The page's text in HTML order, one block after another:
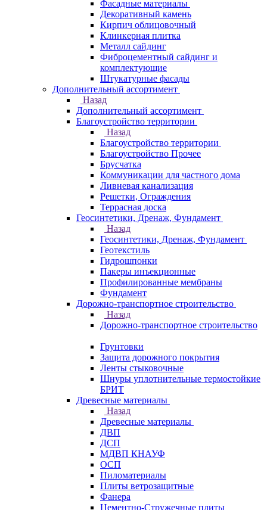
Фасадные материалы
Декоративный камень
Кирпич облицовочный
Клинкерная плитка
Металл сайдинг
Фиброцементный сайдинг и
комплектующие
Штукатурные фасады
Дополнительный ассортимент
Назад
Дополнительный ассортимент
Благоустройство территории
Назад
Благоустройство территории
Благоустройство Прочее
Брусчатка
Коммуникации для частного дома
Ливневая канализация
Решетки, Ограждения
Террасная доска
Геосинтетики, Дренаж, Фундамент
Назад
Геосинтетики, Дренаж, Фундамент
Геотекстиль
Гидрошпонки
Пакеры инъекционные
Профилированные мембраны
Фундамент
Дорожно-транспортное строительство
Назад
Дорожно-транспортное строительство
Грунтовки
Защита дорожного покрытия
Ленты стыковочные
Шнуры уплотнительные термостойкие
БРИТ
Древесные материалы
Назад
Древесные материалы
ДВП
ДСП
МДВП КНАУФ
ОСП
Пиломатериалы
Плиты ветрозащитные
Фанера
Цементно-Стружечные плиты